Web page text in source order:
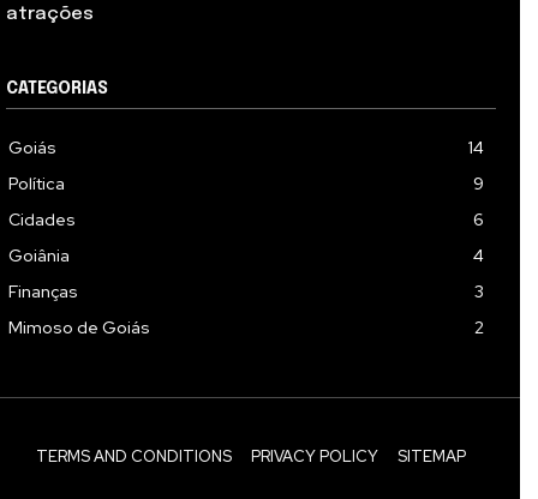
atrações
CATEGORIAS
Goiás
14
Política
9
Cidades
6
Goiânia
4
Finanças
3
Mimoso de Goiás
2
TERMS AND CONDITIONS PRIVACY POLICY SITEMAP